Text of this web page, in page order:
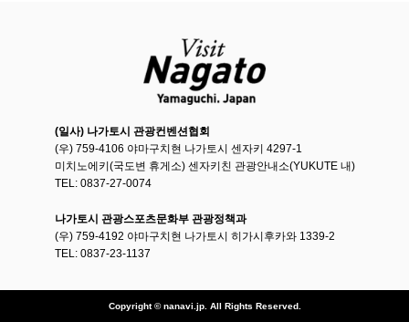
(일사) 나가토시 관광컨벤션협회
(우) 759-4106 야마구치현 나가토시 센자키 4297-1
미치노에키(국도변 휴게소) 센자키친 관광안내소(YUKUTE 내)
TEL: 0837-27-0074
나가토시 관광스포츠문화부 관광정책과
(우) 759-4192 야마구치현 나가토시 히가시후카와 1339-2
TEL: 0837-23-1137
Copyright © nanavi.jp. All Rights Reserved.